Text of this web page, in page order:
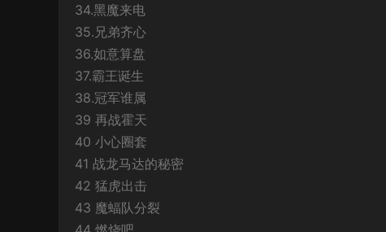
34.黑魔来电
35.兄弟齐心
36.如意算盘
37.霸王诞生
38.冠军谁属
39 再战霍天
40 小心圈套
41 战龙马达的秘密
42 猛虎出击
43 魔蝠队分裂